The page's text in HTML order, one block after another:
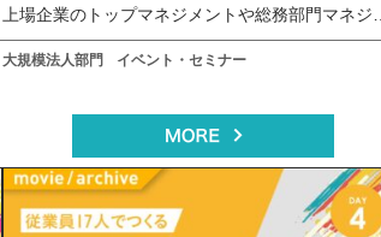
上場企業のトップマネジメントや総務部門マネジメ
ント層必見のリアル開催セミナー！
大規模法人部門 イベント・セミナー